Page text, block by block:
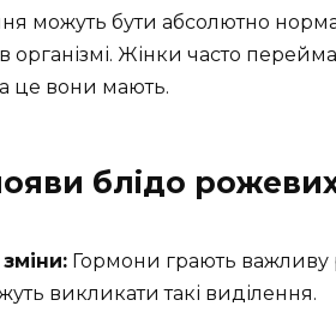
можуть бути абсолютно
в організмі. Жінки часто
це вони мають.
блідо
Гормони грають важливу
викликати такі виділення.